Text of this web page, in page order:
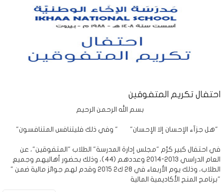
احتفال تكريم المتفوقين
"هل جزآء الإحسان إلا الإحسان" " وفي ذلك فليتنافس المتنافسون"
العام الدراسي 2013-2014 وعددهم (44)، وذلك بحضور أهاليهم وجميع
الطلاب، وذلك يوم الأربعاء في 28 ك2 2015 وقدم لهم جوائز مالية ضمن "
برنامج المنح الأكاديمية المالية"